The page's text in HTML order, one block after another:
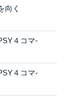
向く
４コマ-
４コマ-